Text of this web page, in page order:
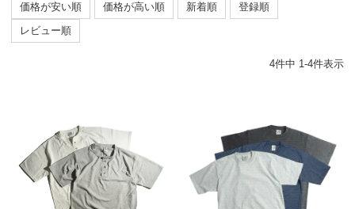
価格が安い順
価格が高い順 新着順
登録順
レビュー順
4件中 1-4件表示